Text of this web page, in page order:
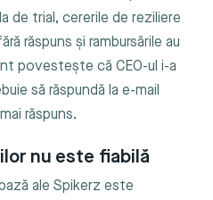
de trial, cererile de reziliere
răspuns și rambursările au
povestește că CEO-ul i-a
să răspundă la e-mail
răspuns.
nu este fiabilă
ale Spikerz este